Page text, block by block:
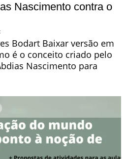
Nascimento contra o
Bodart Baixar versão em
é o conceito criado pelo
Nascimento para